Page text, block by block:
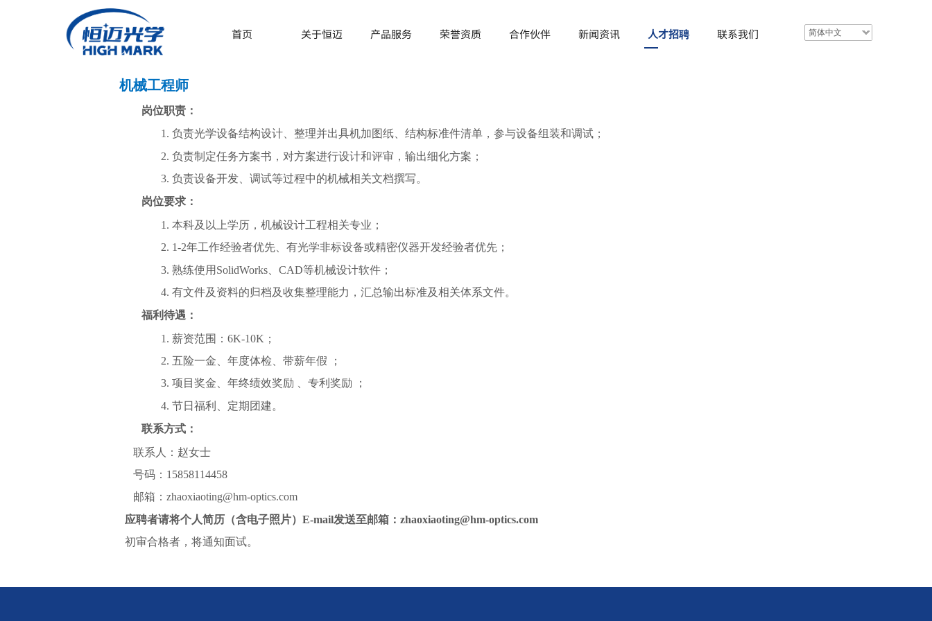
首页 关于恒迈 产品服务 荣誉资质 合作伙伴 新闻资讯 人才招聘 联系我们 简体中文
机械工程师
岗位职责：
1. 负责光学设备结构设计、整理并出具机加图纸、结构标准件清单，参与设备组装和调试；
2. 负责制定任务方案书，对方案进行设计和评审，输出细化方案；
3. 负责设备开发、调试等过程中的机械相关文档撰写。
岗位要求：
1. 本科及以上学历，机械设计工程相关专业；
2. 1-2年工作经验者优先、 有光学非标设备或精密仪器开发经验者优先；
3. 熟练使用 SolidWorks CAD等机械设计软件；
4. 有文件及资料的归档及收集整理能力，汇总输出标准及相关体系文件。
福利待遇：
1. 薪资范围： 6K-10K ；
2. 五险一金、年度体检、带薪年假
；
3. 项目奖金、年终绩效奖励 、专利奖励
；
4. 节日福利、定期团建。
联系方式：
联系人：赵女士
号码： 15858114458
邮箱： zhaoxiaoting@hm-optics.com
应聘者请将个人简历（含电子照片） E-mail发送至邮箱： zhaoxiaoting@hm-optics.com
初审合格者，将通知面试。